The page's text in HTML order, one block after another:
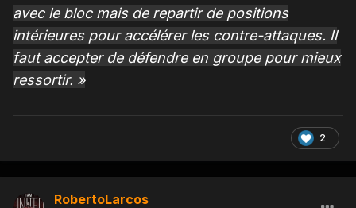
avec le bloc mais de repartir de positions
intérieures pour accélérer les contre-attaques. Il
faut accepter de défendre en groupe pour mieux
ressortir. »
2
RobertoLarcos